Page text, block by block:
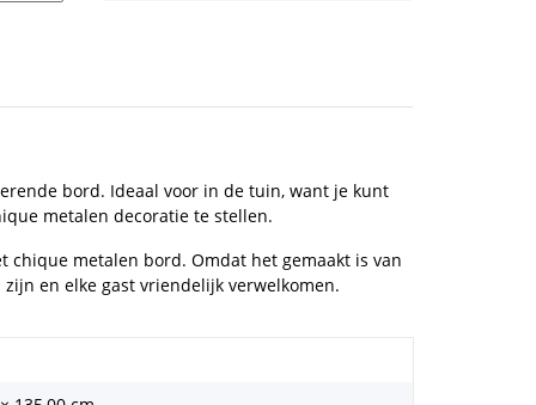
bord. Ideaal voor in de tuin, want je kunt
metalen decoratie te stellen.
chique metalen bord. Omdat het gemaakt is van
en elke gast vriendelijk verwelkomen.